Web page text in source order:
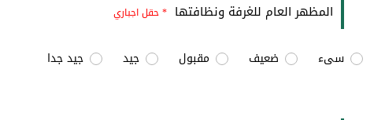
المظهر العام للغرفة ونظافتها * حقل اجباري
سىء ضعيف مقبول جيد جيد جدا